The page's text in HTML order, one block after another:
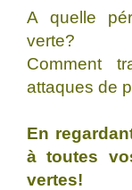
A quelle
verte?
Comment
attaques de
En
à toutes
vertes!